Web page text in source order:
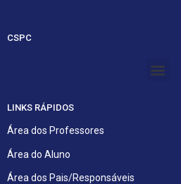
CSPC
LINKS RÁPIDOS
Área dos Professores
Área do Aluno
Área dos Pais/Responsáveis